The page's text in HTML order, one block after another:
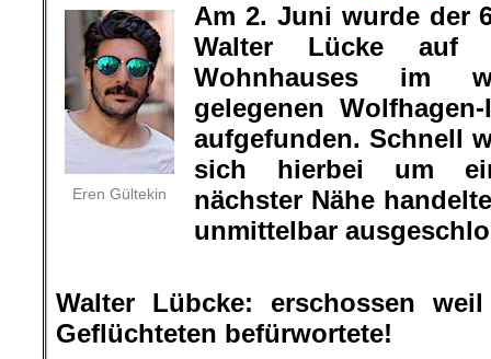
Eren Gültekin
Am 2. Juni wurde der
Walter Lücke auf
Wohnhauses im
gelegenen
aufgefunden. Schnell
sich hierbei um
nächster Nähe
unmittelbar
Walter Lübcke: erschossen
Geflüchteten befürwortete!